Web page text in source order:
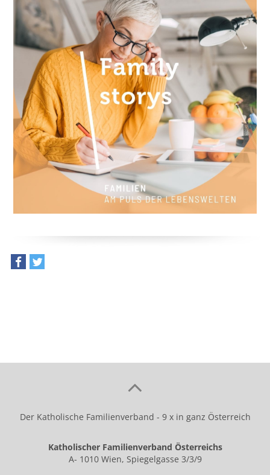
Der Katholische Familienverband - 9 x in ganz Österreich
Katholischer Familienverband Österreichs
A- 1010 Wien, Spiegelgasse 3/3/9